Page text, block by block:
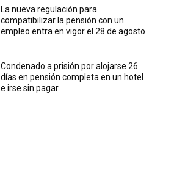
La nueva regulación para
compatibilizar la pensión con un
empleo entra en vigor el 28 de agosto
Condenado a prisión por alojarse 26
días en pensión completa en un hotel
e irse sin pagar